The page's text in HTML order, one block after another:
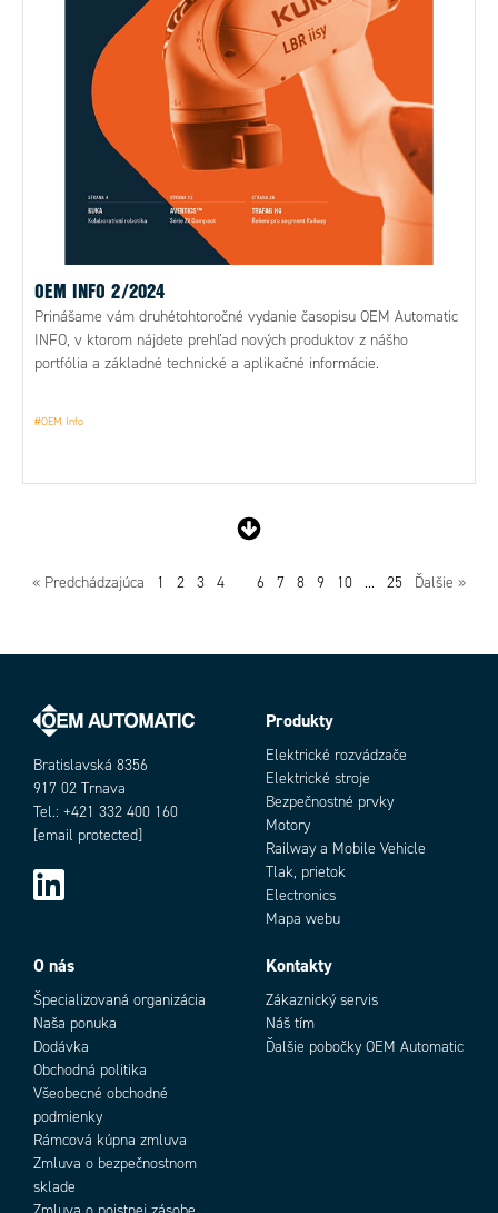
OEM INFO 2/2024
Prinášame vám druhétohtoročné vydanie časopisu OEM Automatic
INFO, v ktorom nájdete prehľad nových produktov z nášho
portfólia a základné technické a aplikačné informácie.
#OEM Info
« Predchádzajúca 1 2 3 4 6 7 8 9 10 ... 25 Ďalšie »
Bratislavská 8356
917 02 Trnava
Tel.: +421 332 400 160
[email protected]
Produkty
Elektrické rozvádzače
Elektrické stroje
Bezpečnostné prvky
Motory
Railway a Mobile Vehicle
Tlak, prietok
Electronics
Mapa webu
O nás
Špecializovaná organizácia
Naša ponuka
Dodávka
Obchodná politika
Všeobecné obchodné
podmienky
Rámcová kúpna zmluva
Zmluva o bezpečnostnom
sklade
Kontakty
Zákaznický servis
Náš tím
Ďalšie pobočky OEM Automatic